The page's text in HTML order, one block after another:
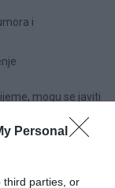
Personal
third parties, or
i
mogu se javiti
boravka na
Nastaje nakon